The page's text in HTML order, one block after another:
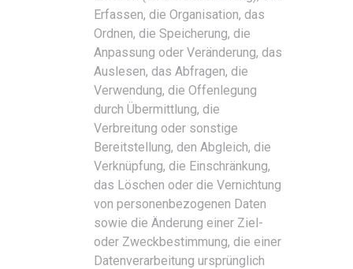
Erfassen, die Organisation, das
Ordnen, die Speicherung, die
Anpassung oder Veränderung, das
Auslesen, das Abfragen, die
Verwendung, die Offenlegung
durch Übermittlung, die
Verbreitung oder sonstige
Bereitstellung, den Abgleich, die
Verknüpfung, die Einschränkung,
das Löschen oder die Vernichtung
von personenbezogenen Daten
sowie die Änderung einer Ziel-
oder Zweckbestimmung, die einer
Datenverarbeitung ursprünglich